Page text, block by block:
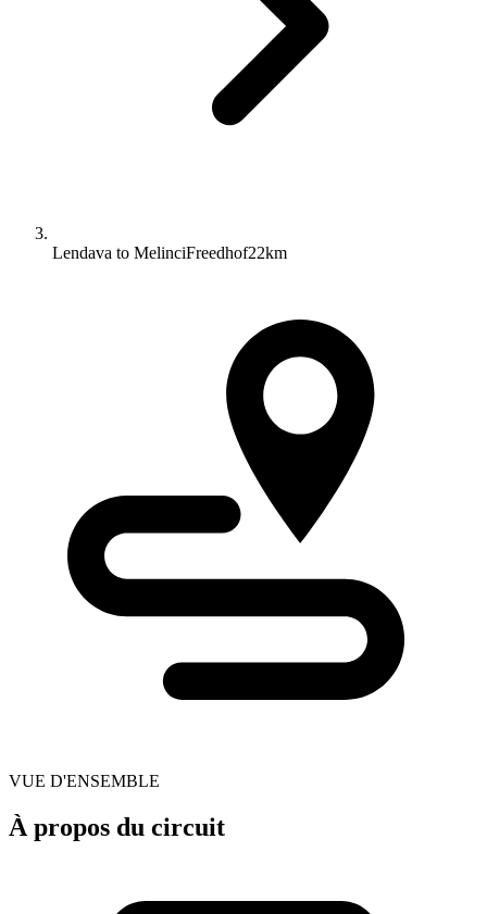
Lendava to MelinciFreedhof22km
VUE D'ENSEMBLE
À propos du circuit